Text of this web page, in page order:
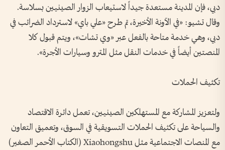
دبي، فإن المدينة مستعدة جيداً لاستيعاب الزوار الصينيين بسلاسة.
وقال تشيو: «في الآونة الأخيرة، تم طرح «علي باي» لاسترداد الضرائب في
دبي، وهي خدمة متاحة بالفعل عبر «وي تشات»، ويتم قبول كلا
المنصتين أيضاً في خدمات النقل مثل المترو وسيارات الأجرة».
تكثيف الحملات
ولتعزيز المشاركة مع المستهلكين الصينيين، تعمل دائرة الاقتصاد
والسياحة على تكثيف الحملات التسويقية في السوق، وتعميق التعاون
مع المنصات الاجتماعية مثل Xiaohongshu (الكتاب الأحمر الصغير)